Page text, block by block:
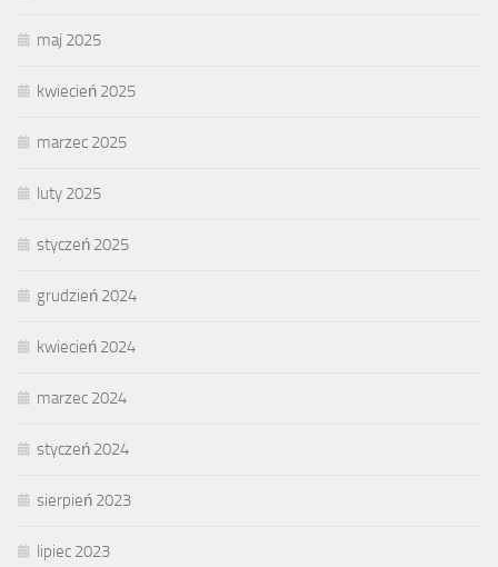
maj 2025
kwiecień 2025
marzec 2025
luty 2025
styczeń 2025
grudzień 2024
kwiecień 2024
marzec 2024
styczeń 2024
sierpień 2023
lipiec 2023